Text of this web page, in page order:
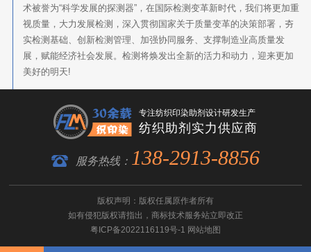
术被誉为“科学发展的探测器”，在国际检测变革新时代，我们将更加重
视质量，大力发展检测，深入贯彻国家关于质量变革的决策部署，夯
实检测基础、创新检测管理、加强协同服务、支撑制造业高质量发
展，赋能经济社会发展。检测将焕发出全新的活力和动力，迎来更加
美好的明天!
专注纺织印染助剂设计研发生产
纺织助剂实力供应商
服务热线： 138-2913-8856
版权声明：版权任属原作者所有
如有侵犯版权请指出， 商标技术服务站立即改正
粤ICP备2022116119号-1 网站地图